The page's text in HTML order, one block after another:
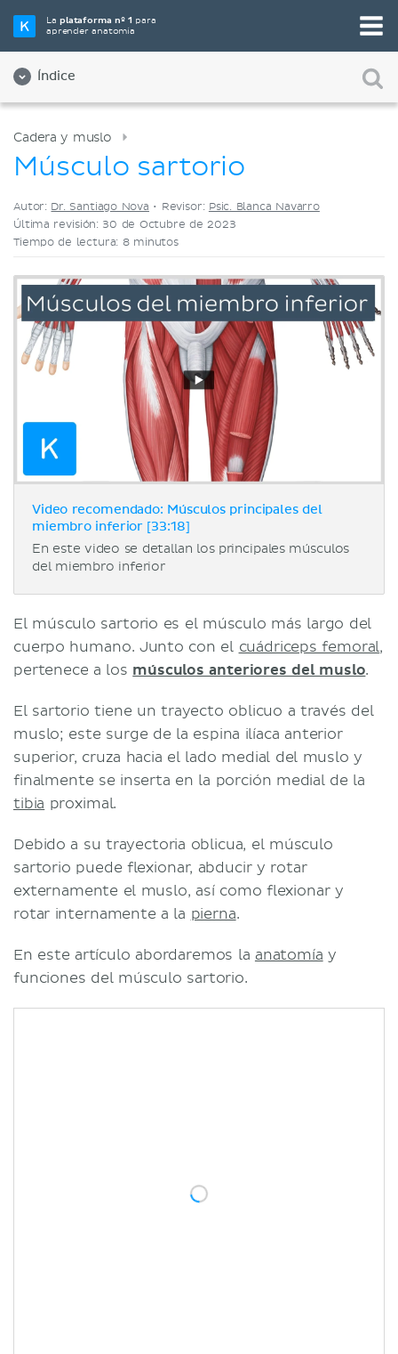
Laplataforma nº 1 para
aprender anatomía
Índice
Elige tu herramienta de estudio favorita
Videos
Cadera y muslo
Músculo sartorio
Autor: Dr. Santiago Nova • Revisor: Psic. Blanca Navarro
Última revisión: 30 de Octubre de 2023
Tiempo de lectura: 8 minutos
Video recomendado: Músculos principales del
miembro inferior [33:18]
En este video se detallan los principales músculos
del miembro inferior
El músculo sartorio es el músculo más largo del
cuerpo humano. Junto con el cuádriceps femoral,
pertenece a los músculos anteriores del muslo.
El sartorio tiene un trayecto oblicuo a través del
muslo; este surge de la espina ilíaca anterior
superior, cruza hacia el lado medial del muslo y
finalmente se inserta en la porción medial de la
tibia proximal.
Debido a su trayectoria oblicua, el músculo
sartorio puede flexionar, abducir y rotar
externamente el muslo, así como flexionar y
rotar internamente a la pierna.
En este artículo abordaremos la anatomía y
funciones del músculo sartorio.